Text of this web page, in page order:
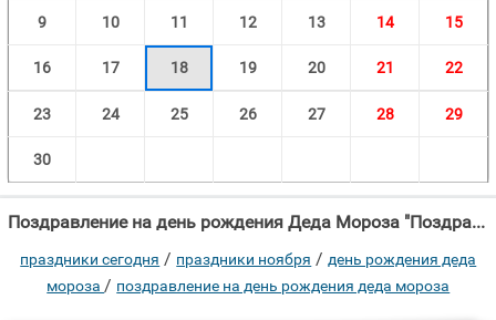
9 10 11 12 13 14 15
16 17 18 19 20 21 22
23 24 25 26 27 28 29
30
Поздравление на день рождения Деда Мороза "Поздравляю я тебя с праздником, что случился, В Устюге сто лет назад, Дед Мороз"
праздники сегодня / праздники ноября /день рождения деда
мороза / поздравление на день рождения деда мороза